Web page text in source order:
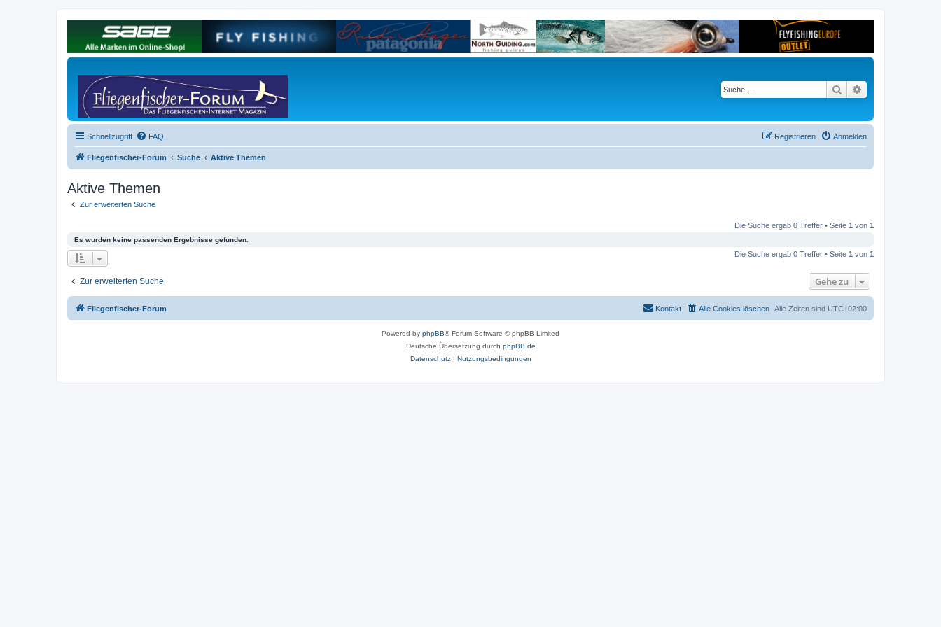
Suche
Schnellzugriff FAQ Anmelden
Registrieren
Fliegenfischer-Forum Suche Aktive Themen
Aktive Themen
Zur erweiterten Suche
Die Suche ergab 0 Treffer • Seite 1 von 1
Es wurden keine passenden Ergebnisse gefunden.
Die Suche ergab 0 Treffer • Seite 1 von 1
Zur erweiterten Suche Gehe zu
Fliegenfischer-Forum Alle Zeiten sind UTC+02:00
Alle Cookies löschen
Kontakt
Powered by phpBB® Forum Software © phpBB Limited
Deutsche Übersetzung durch phpBB.de
Datenschutz| Nutzungsbedingungen